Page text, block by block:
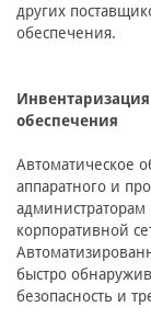
других
обеспечения.
обеспечения
Автоматическое
аппаратного и
корпоративной
быстро
безопасность и